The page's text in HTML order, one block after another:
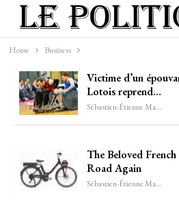
Home Business
Victime d’un
Lotois reprend…
Sébastien-Étienne Marechal
The Beloved
Road Again
Sébastien-Étienne Marechal